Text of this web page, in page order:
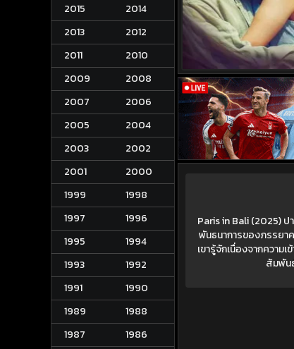
2015
2014
2013
2012
2011
2010
2009
2008
2007
2006
2005
2004
2003
2002
2001
2000
1999
1998
1997
1996
1995
1994
1993
1992
1991
1990
1989
1988
1987
1986
Paris in Bali (2025) ป
พันธนาการของภรรยา
เขารู้จักเนื่องจากความ
สัมพัน